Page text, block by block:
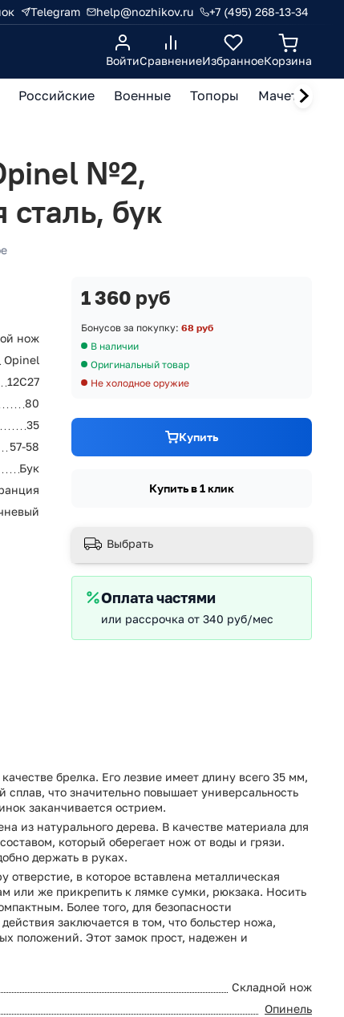
Telegram help@nozhikov.ru +7 (495) 268-13-34
ВойтиСравнениеИзбранноеКорзина
Российские Военные Топоры Мачете,
№2,
бук
нож
Opinel
12C27
80
35
57-58
Бук
1 360 руб
Бонусов за покупку: 68 руб
В наличии
Оригинальный товар
Не холодное оружие
Купить
Купить в 1 клик
Выбрать
Оплата частями
или рассрочка от 340 руб/мес
брелка. Его лезвие имеет длину всего 35 мм,
что значительно повышает универсальность
заканчивается острием.
из натурального дерева. В качестве материала для
который оберегает нож от воды и грязи.
держать в руках.
в которое вставлена металлическая
или же прикрепить к лямке сумки, рюкзака. Носить
Более того, для безопасности
заключается в том, что больстер ножа,
положений. Этот замок прост, надежен и
Складной нож
Опинель